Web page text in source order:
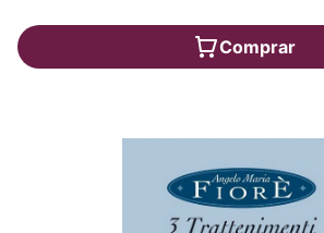
Comprar